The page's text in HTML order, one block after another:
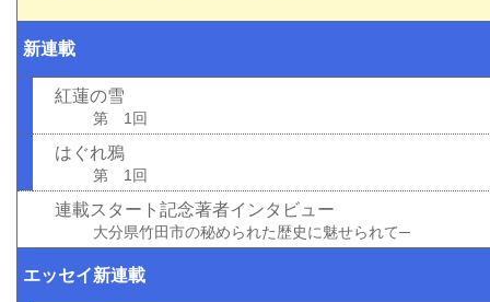
新連載
紅蓮の雪
第 1回
はぐれ鴉
第 1回
連載スタート記念著者インタビュー
大分県竹田市の秘められた歴史に魅せられて─
エッセイ新連載